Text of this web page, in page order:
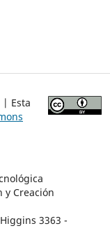
| Esta
y Creación
3363 -